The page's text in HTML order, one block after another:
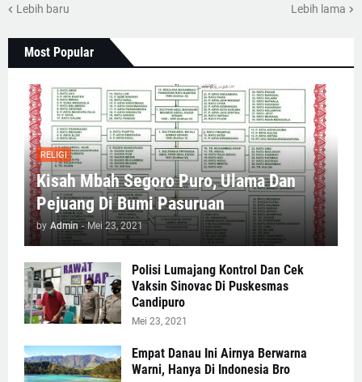
Lebih baru Lebih lama
Most Popular
RELIGI
Kisah Mbah Segoro Puro, Ulama Dan
Pejuang Di Bumi Pasuruan
by Admin - Mei 23, 2021
Polisi Lumajang Kontrol Dan Cek
Vaksin Sinovac Di Puskesmas
Candipuro
Mei 23, 2021
Empat Danau Ini Airnya Berwarna
Warni, Hanya Di Indonesia Bro